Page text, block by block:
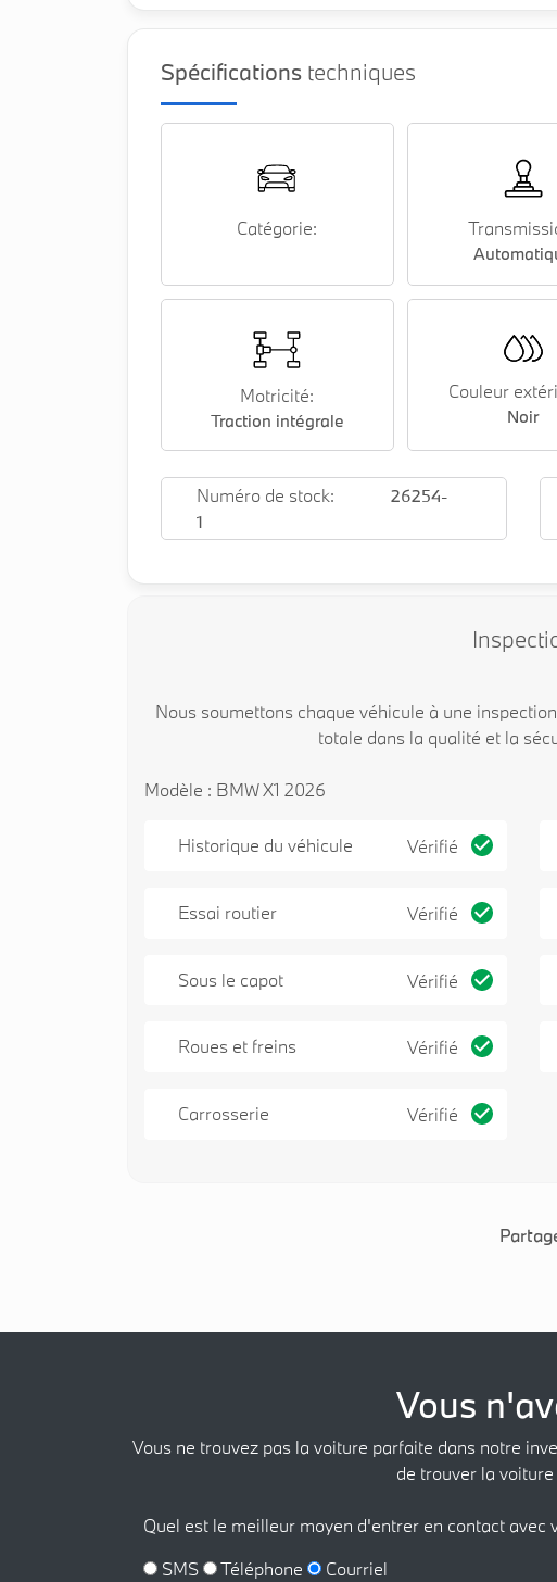
Spécifications techniques
Catégorie:
Motricité:
Traction intégrale
Couleur
Noir
Numéro de stock:
26254-
1
Nous soumettons chaque véhicule à une
totale dans la qualité et la
Modèle : BMW X1 2026
Historique du véhicule Vérifié
Essai routier Vérifié
Sous le capot Vérifié
Roues et freins Vérifié
Carrosserie Vérifié
Vous
Vous ne trouvez pas la voiture parfaite dans notre
de trouver la
Quel est le meilleur moyen d'entrer en contact avec
SMS
Téléphone Courriel